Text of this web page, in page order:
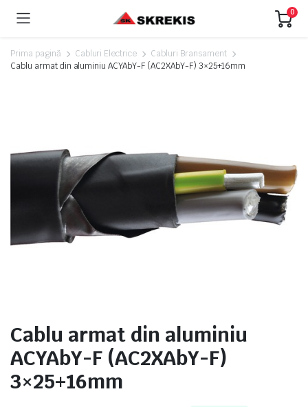
0
Prima pagină Cabluri Electrice
Cabluri Bransament
Cablu armat din aluminiu ACYAbY-F (AC2XAbY-F) 3×25+16mm
Cablu armat din aluminiu
ACYAbY-F (AC2XAbY-F)
3×25+16mm